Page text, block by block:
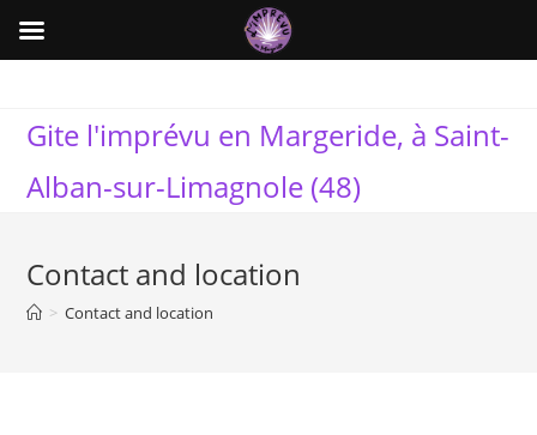
contentGite l'imprévu en Margeride, à Saint-
Alban-sur-Limagnole (48)
Contact and location
> Contact and location